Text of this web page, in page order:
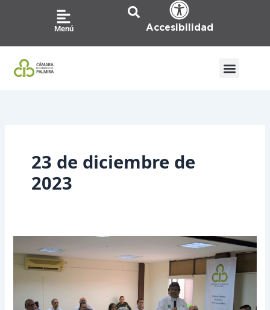
Menú Accesibilidad
23 de diciembre de
2023
de
Gremios